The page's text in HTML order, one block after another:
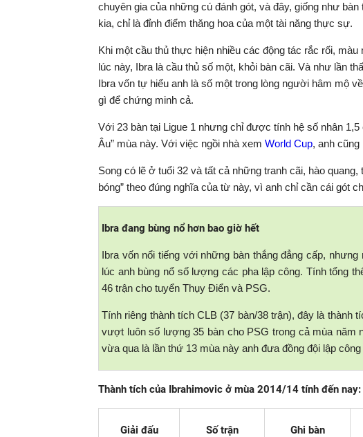
chuyên gia của những cú đánh gót, và đây, giống như
kia, chỉ là đỉnh điểm thăng hoa của một tài năng thực sự.
Khi một cầu thủ thực hiện nhiều các động tác rắc rối,
lúc này, Ibra là cầu thủ số một, khỏi bàn cãi. Và như lần
Ibra vốn tự hiểu anh là số một trong lòng người hâm mộ
gì để chứng minh cả.
Với 23 bàn tại Ligue 1 nhưng chỉ được tính hệ số nhân
Âu” mùa này. Với việc ngồi nhà xem World Cup, anh cũng
Song có lẽ ở tuổi 32 và tất cả những tranh cãi, hào
bóng” theo đúng nghĩa của từ này, vì anh chỉ cần cái gót
Ibra đang bùng nổ hơn bao giờ hết
Ibra vốn nổi tiếng với những bàn thắng đẳng cấp,
lúc anh bùng nổ số lượng các pha lập công. Tính tổng
46 trận cho tuyển Thụy Điển và PSG.
Tính riêng thành tích CLB (37 bàn/38 trận), đây là thành
vượt luôn số lượng 35 bàn cho PSG trong cả mùa năm
vừa qua là lần thứ 13 mùa này anh đưa đồng đội lập
Thành tích của Ibrahimovic ở mùa 2014/14 tính đến nay:
Giải đấu Số trận Ghi bàn